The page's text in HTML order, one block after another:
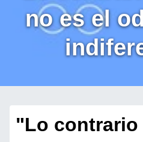
no es el
"Lo contrario